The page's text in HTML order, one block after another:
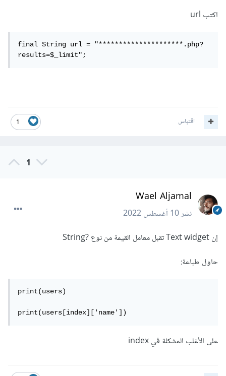
اكتب url
final String url = "*********************.php?
results=$_limit";
1 اقتباس
1
Wael Aljamal
نشر10 أغسطس 2022
إن Text widget تقبل معامل القيمة من نوع ?String
حاول طباعة:
print(users)
print(users[index]['name'])
على الأغلب المشكلة في index